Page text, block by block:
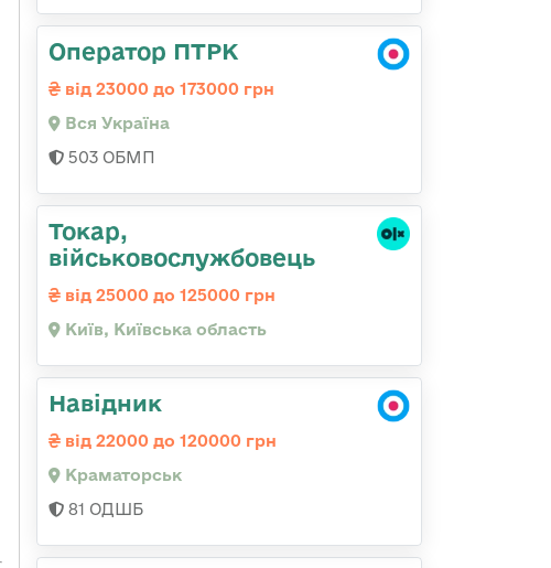
Оператор ПТРК
від 23000 до 173000 грн
Вся Україна
503 ОБМП
Токар,
військовослужбовець
від 25000 до 125000 грн
Київ, Київська область
Навідник
від 22000 до 120000 грн
Краматорськ
81 ОДШБ